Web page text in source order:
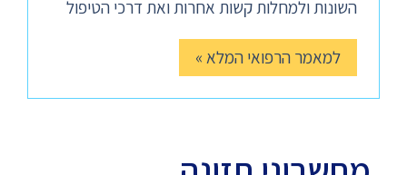
השונות ולמחלות קשות אחרות ואת דרכי הטיפול
למאמר הרפואי המלא »